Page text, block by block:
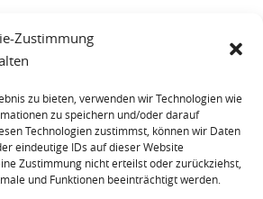
Zustimmung
zu bieten, verwenden wir Technologien wie
zu speichern und/oder darauf
Technologien zustimmst, können wir Daten
eindeutige IDs auf dieser Website
Zustimmung nicht erteilst oder zurückziehst,
und Funktionen beeinträchtigt werden.